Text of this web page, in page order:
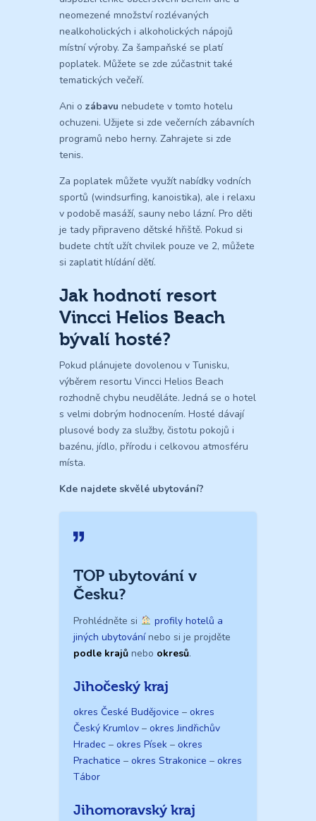
neomezené množství rozlévaných
nealkoholických i alkoholických nápojů
místní výroby. Za šampaňské se platí
poplatek. Můžete se zde zúčastnit také
tematických večeří.
Ani o zábavu nebudete v tomto hotelu
ochuzeni. Užijete si zde večerních zábavních
programů nebo herny. Zahrajete si zde
tenis.
Za poplatek můžete využít nabídky vodních
sportů (windsurfing, kanoistika), ale i relaxu
v podobě masáží, sauny nebo lázní. Pro děti
je tady připraveno dětské hřiště. Pokud si
budete chtít užít chvilek pouze ve 2, můžete
si zaplatit hlídání dětí.
Jak hodnotí resort
Vincci Helios Beach
bývalí hosté?
Pokud plánujete dovolenou v Tunisku,
výběrem resortu Vincci Helios Beach
rozhodně chybu neuděláte. Jedná se o hotel
s velmi dobrým hodnocením. Hosté dávají
plusové body za služby, čistotu pokojů i
bazénu, jídlo, přírodu i celkovou atmosféru
místa.
Kde najdete skvělé ubytování?
TOP ubytování v
Česku?
Prohlédněte si
profily hotelů a
jiných ubytovánínebo si je projděte
podle krajů nebo okresů.
Jihočeský kraj
okres České Budějovice – okres
Český Krumlov – okres Jindřichův
Hradec – okres Písek – okres
Prachatice – okres Strakonice – okres
Tábor
Jihomoravský kraj